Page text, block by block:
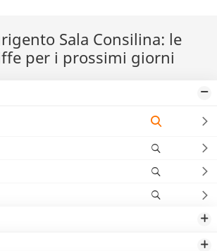
Sala Consilina: le
per i prossimi giorni